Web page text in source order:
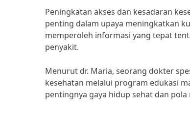
Peningkatan akses dan kesadaran
penting dalam upaya meningkatkan
memperoleh informasi yang tepat
penyakit.
Menurut dr. Maria, seorang dokter
kesehatan melalui program edukasi
pentingnya gaya hidup sehat dan pola